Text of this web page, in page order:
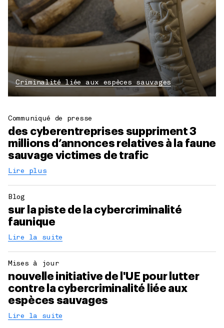
Criminalité liée aux espèces sauvages
Communiqué de presse
des cyberentreprises suppriment 3
millions d’annonces relatives à la faune
sauvage victimes de trafic
Lire plus
Blog
sur la piste de la cybercriminalité
faunique
Lire la suite
Mises à jour
nouvelle initiative de l'UE pour lutter
contre la cybercriminalité liée aux
espèces sauvages
Lire la suite